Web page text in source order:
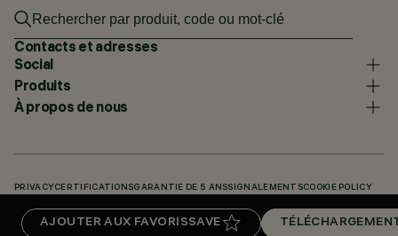
AJOUTER AUX FAVORISSAVE
Contacts et adresses
Social
Produits
À propos de nous
PRIVACY CERTIFICATIONSGARANTIE DE 5 ANSSIGNALEMENTSCOOKIE POLICY
TÉLÉCHARGEMENTS